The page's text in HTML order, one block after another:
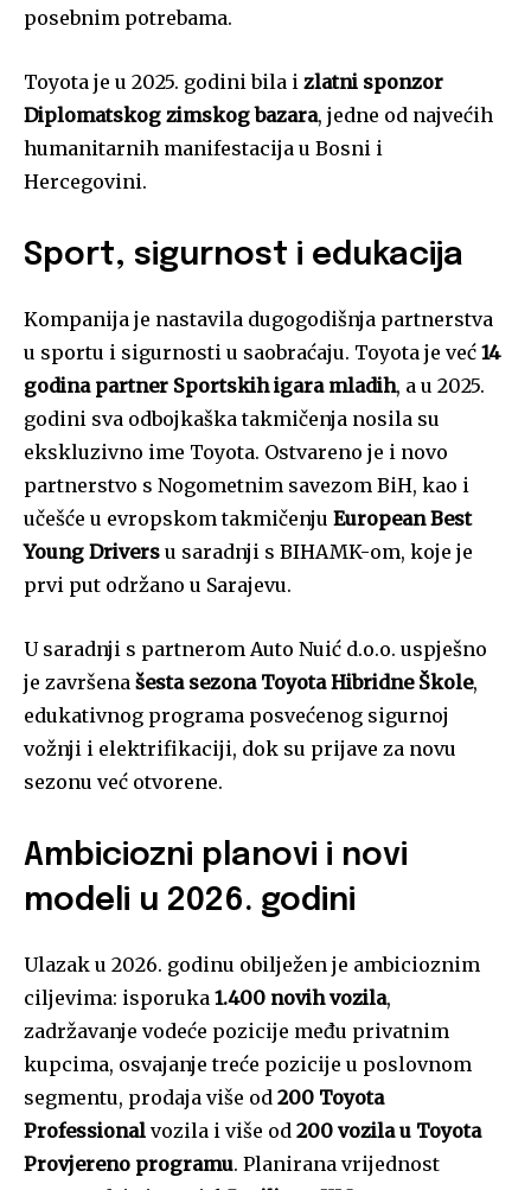
posebnim potrebama.
Toyota je u 2025. godini bila i zlatni sponzor
Diplomatskog zimskog bazara, jedne od najvećih
humanitarnih manifestacija u Bosni i
Hercegovini.
Sport, sigurnost i edukacija
Kompanija je nastavila dugogodišnja partnerstva
u sportu i sigurnosti u saobraćaju. Toyota je već 14
godina partner Sportskih igara mladih, a u 2025.
godini sva odbojkaška takmičenja nosila su
ekskluzivno ime Toyota. Ostvareno je i novo
partnerstvo s Nogometnim savezom BiH, kao i
učešće u evropskom takmičenju European Best
Young Drivers u saradnji s BIHAMK-om, koje je
prvi put održano u Sarajevu.
U saradnji s partnerom Auto Nuić d.o.o. uspješno
je završena šesta sezona Toyota Hibridne Škole,
edukativnog programa posvećenog sigurnoj
vožnji i elektrifikaciji, dok su prijave za novu
sezonu već otvorene.
Ambiciozni planovi i novi
modeli u 2026. godini
Ulazak u 2026. godinu obilježen je ambicioznim
ciljevima: isporuka 1.400 novih vozila,
zadržavanje vodeće pozicije među privatnim
kupcima, osvajanje treće pozicije u poslovnom
segmentu, prodaja više od 200 Toyota
Professional vozila i više od 200 vozila u Toyota
Provjereno programu. Planirana vrijednost